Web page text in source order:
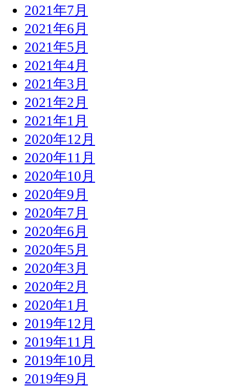
2021年7月
2021年6月
2021年5月
2021年4月
2021年3月
2021年2月
2021年1月
2020年12月
2020年11月
2020年10月
2020年9月
2020年7月
2020年6月
2020年5月
2020年3月
2020年2月
2020年1月
2019年12月
2019年11月
2019年10月
2019年9月